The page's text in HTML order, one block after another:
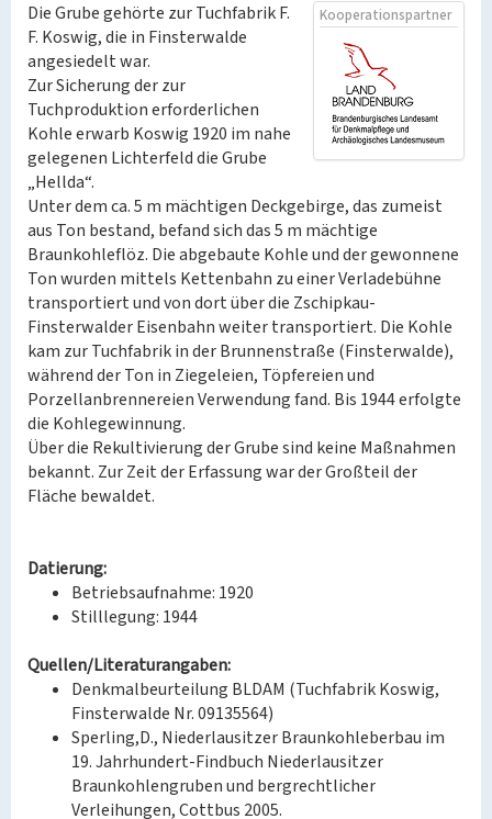
Kooperationspartner
Die Grube gehörte zur Tuchfabrik F.
F. Koswig, die in Finsterwalde
angesiedelt war.
Zur Sicherung der zur
Tuchproduktion erforderlichen
Kohle erwarb Koswig 1920 im nahe
gelegenen Lichterfeld die Grube
„Hellda“.
Unter dem ca. 5 m mächtigen Deckgebirge, das zumeist
aus Ton bestand, befand sich das 5 m mächtige
Braunkohleflöz. Die abgebaute Kohle und der gewonnene
Ton wurden mittels Kettenbahn zu einer Verladebühne
transportiert und von dort über die Zschipkau-
Finsterwalder Eisenbahn weiter transportiert. Die Kohle
kam zur Tuchfabrik in der Brunnenstraße (Finsterwalde),
während der Ton in Ziegeleien, Töpfereien und
Porzellanbrennereien Verwendung fand. Bis 1944 erfolgte
die Kohlegewinnung.
Über die Rekultivierung der Grube sind keine Maßnahmen
bekannt. Zur Zeit der Erfassung war der Großteil der
Fläche bewaldet.
Datierung:
Betriebsaufnahme: 1920
Stilllegung: 1944
Quellen/Literaturangaben:
Denkmalbeurteilung BLDAM (Tuchfabrik Koswig,
Finsterwalde Nr. 09135564)
Sperling,D., Niederlausitzer Braunkohleberbau im
19. Jahrhundert-Findbuch Niederlausitzer
Braunkohlengruben und bergrechtlicher
Verleihungen, Cottbus 2005.